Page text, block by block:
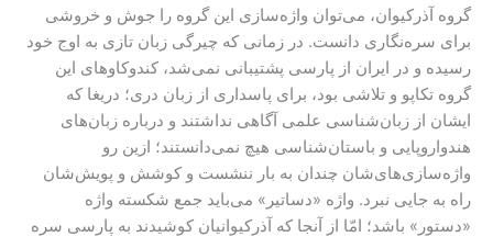
گروه آذرکیوان، می‌توان واژه‌سازی این گروه را جوش و خروشی
برای سره‌نگاری دانست. در زمانی که چیرگی زبان تازی به اوج خود
رسیده و در ایران از پارسی پشتیبانی نمی‌شد، کندوکاوهای این
گروه تکاپو و تلاشی بود، برای پاسداری از زبان دری؛ دریغا که
ایشان از زبان‌شناسی علمی آگاهی نداشتند و درباره زبان‌های
هندواروپایی و باستان‌شناسی هیچ نمی‌دانستند؛ ازین رو
واژه‌سازی‌های‌شان چندان به بار ننشست و کوشش و پویش‌شان
راه به جایی نبرد. واژه‌ «دساتیر» می‌باید جمع شکسته‌ واژه
«دستور» باشد؛ امّا از آنجا که آذرکیوانیان کوشیدند به پارسی سره